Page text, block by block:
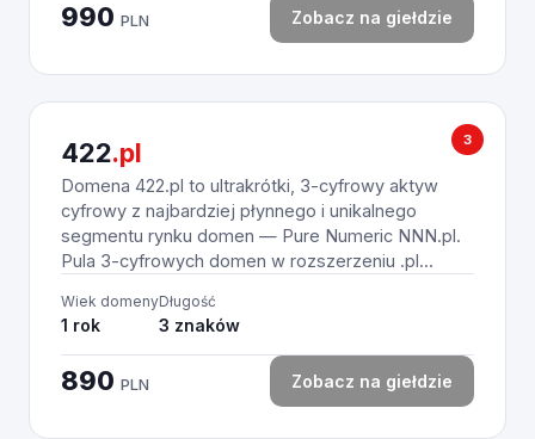
990 PLN Zobacz na giełdzie
3
422.pl
Domena 422.pl to ultrakrótki, 3-cyfrowy aktyw
cyfrowy z najbardziej płynnego i unikalnego
segmentu rynku domen — Pure Numeric NNN.pl.
Pula 3-cyfrowych domen w rozszerzeniu .pl...
Wiek domeny
1 rok
Długość
3 znaków
890 PLN Zobacz na giełdzie